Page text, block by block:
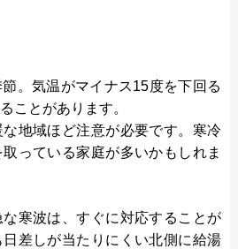
。気温がマイナス15度を下回る
ことがあります。
地域ほど注意が必要です。寒冷
っている家庭が多いかもしれま
寒波は、すぐに対応することが
差しが当たりにくい北側に給湯